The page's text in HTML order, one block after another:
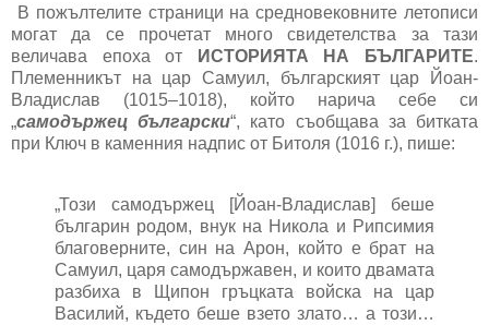
В пожълтелите страници на средновековните летописи
могат да се прочетат много свидетелства за тази
величава епоха от
ИСТОРИЯТА НА БЪЛГАРИТЕ.
Племенникът на цар Самуил, българският цар Йоан-
Владислав (1015–1018), който нарича себе си
„самодържец български“, като съобщава за битката
при Ключ в каменния надпис от Битоля (1016 г.), пише:
„Този самодържец [Йоан-Владислав] беше
българин родом, внук на Никола и Рипсимия
благоверните, син на Арон, който е брат на
Самуил, царя самодържавен, и които двамата
разбиха в Щипон гръцката войска на цар
Василий, където беше взето злато… а този…